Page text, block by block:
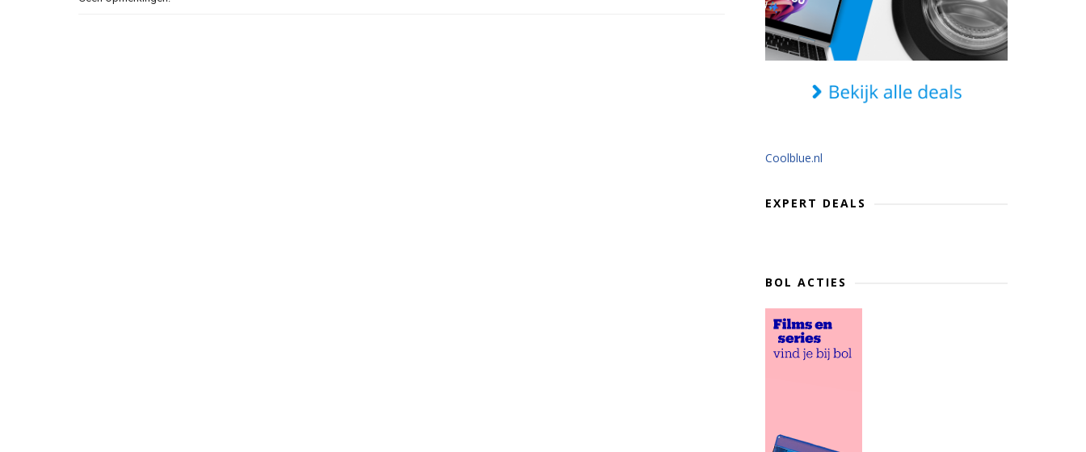
Coolblue.nl
EXPERT DEALS
BOL ACTIES